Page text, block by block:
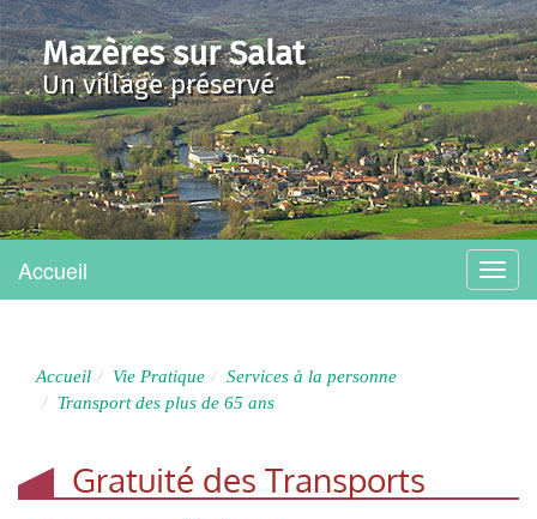
Mazères sur Salat
Un village préservé
Menu
Accueil
Accueil Vie Pratique
Services à la personne
Transport des plus de 65 ans
Gratuité des Transports